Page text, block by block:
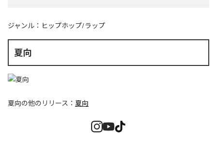
ジャンル： ヒップホップ/ラップ
夏向
夏向の他のリリース： 夏向